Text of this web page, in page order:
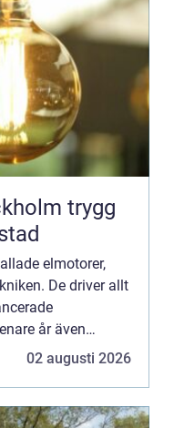
trygg
elmotorer,
De driver allt
år även
02 augusti 2026